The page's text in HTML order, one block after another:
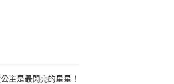
主是最閃亮的星星！